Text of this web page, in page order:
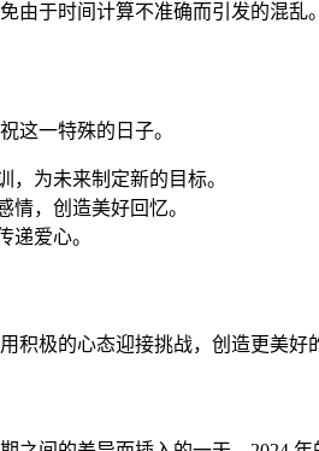
由于时间计算不准确而引发的混乱
这一特殊的日子。
，为未来制定新的目标。
情，创造美好回忆。
递爱心。
积极的心态迎接挑战，创造更美好